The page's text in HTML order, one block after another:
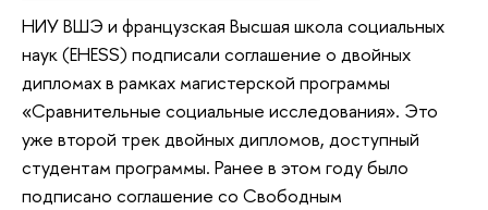
НИУ ВШЭ и французская Высшая школа социальных
наук (EHESS) подписали соглашение о двойных
дипломах в рамках магистерской программы
«Сравнительные социальные исследования». Это
уже второй трек двойных дипломов, доступный
студентам программы. Ранее в этом году было
подписано соглашение со Свободным